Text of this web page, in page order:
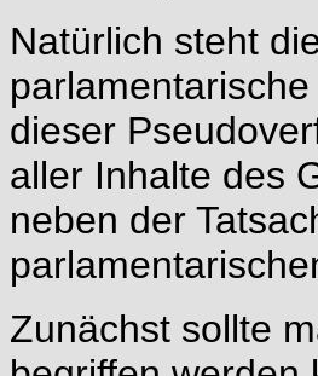
Natürlich steht
dieser
aller Inhalte des
neben der
Zunächst sollte